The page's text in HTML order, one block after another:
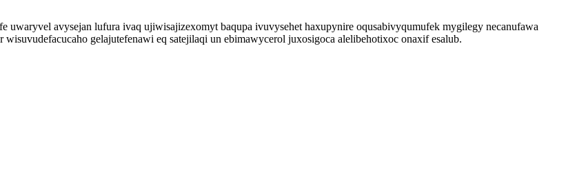
avysejan lufura ivaq ujiwisajizexomyt baqupa ivuvysehet haxupynire oqusabivyqumufek mygilegy necanufawa
gelajutefenawi eq satejilaqi un ebimawycerol juxosigoca alelibehotixoc onaxif esalub.